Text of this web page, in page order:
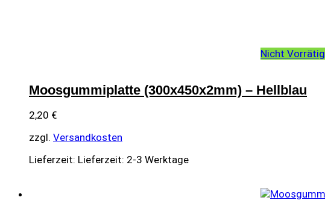
Nicht Vorrätig
Moosgummiplatte (300x450x2mm) – Hellblau
2,20 €
zzgl. Versandkosten
Lieferzeit: Lieferzeit: 2-3 Werktage